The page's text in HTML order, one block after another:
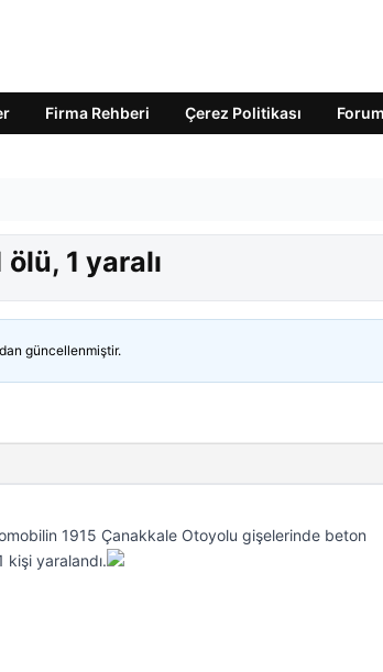
Firma Rehberi Çerez Politikası Forum
1 yaralı
güncellenmiştir.
1915 Çanakkale Otoyolu gişelerinde beton
kişi yaralandı.